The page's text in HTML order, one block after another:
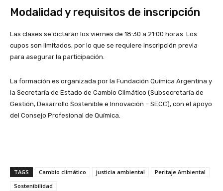
Modalidad y requisitos de inscripción
Las clases se dictarán los viernes de 18:30 a 21:00 horas. Los
cupos son limitados, por lo que se requiere inscripción previa
para asegurar la participación.
La formación es organizada por la Fundación Química Argentina y
la Secretaría de Estado de Cambio Climático (Subsecretaría de
Gestión, Desarrollo Sostenible e Innovación – SECC), con el apoyo
del Consejo Profesional de Química.
TAGS Cambio climático justicia ambiental
Peritaje Ambiental
Sostenibilidad